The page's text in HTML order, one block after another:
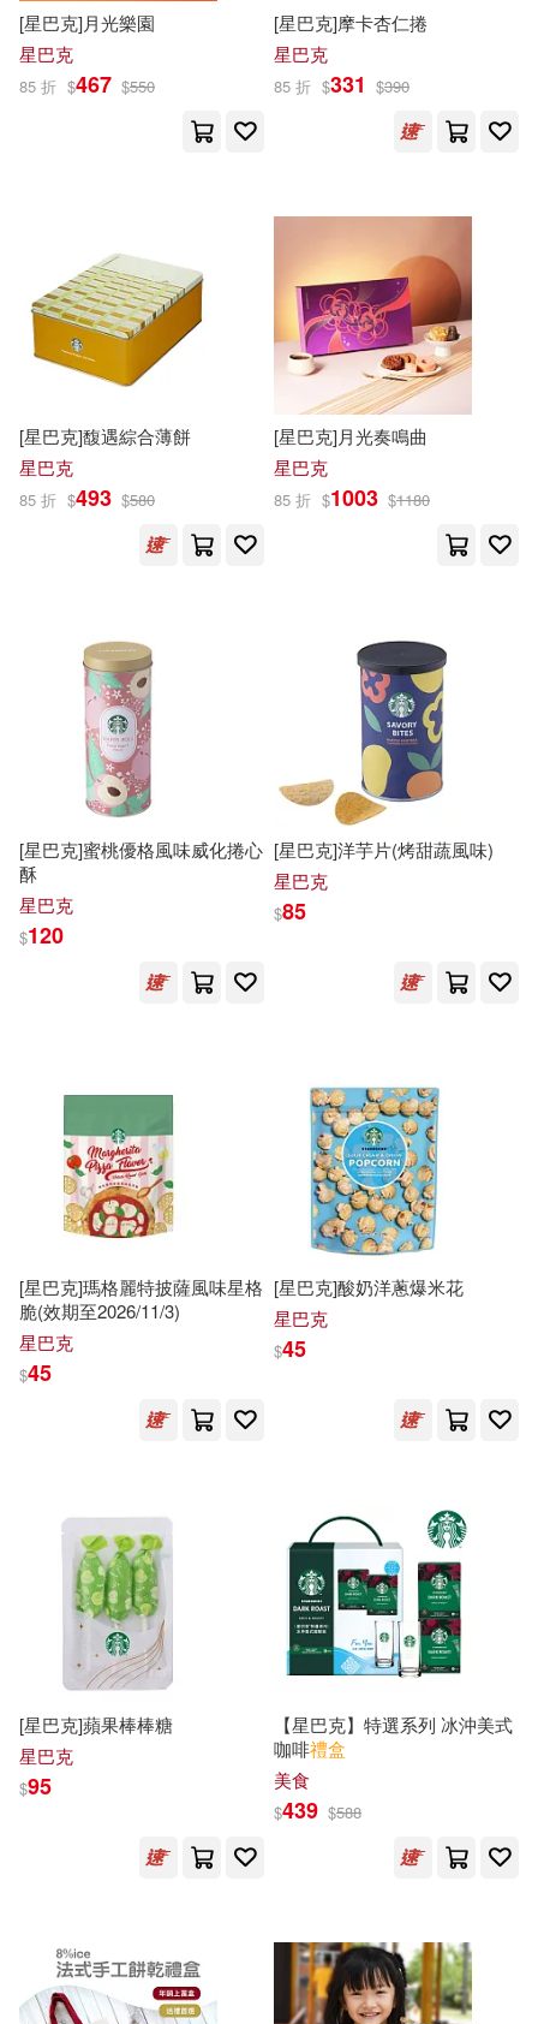
K’ s Kids奇智奇思(1)
Lewis Carroll(1)
Marimekko(1) Martin(1)
MeiLinLin(1) Meredith(1)
Peter Su(1)
Pigpong(Ganaha Yoko+Tsujioka Pi
Rossetti-Shustak(1) Rusu(1)
Scholastic(1)
Tove Jansson(1)
Two Hoots(1)
丁偉，徐凡（主編）(1)
丁瑀人(1)
上海美術電影制片廠(1)
京鼎動漫作品(1) 何昕明(1)
余治瑩(1)
侯吉諒(1)
信誼基金出版社編輯部(1)
劉運來工作室(1)
北京聯合出版公司(2)
吉林美術出版社(2)
小天下(2)
布克文化(2)
愛貝克思(2) 木馬文化(2)
蘋果屋(2)
風潮音樂(2)
黑龍江少年兒童出版社(2)
Chronicle Books(1)
PLEDIS ENTERTAINMENT(1)
SECRET MUSIC(1)
三日月(1) 上海三聯書店(1)
上海文藝出版社(1)
中國中醫藥出版社(1)
中國地圖出版社(1)
中國林業出版社(1)
中國紡織出版社(1)
中國致公出版社(1)
中國醫藥科技出版社(1)
[星巴克]月光樂園
星巴克
85 折 $467 $550
[星巴克]摩卡杏仁捲
星巴克
85 折 $331 $390
[星巴克]馥遇綜合薄餅
星巴克
85 折 $493 $580
[星巴克]月光奏鳴曲
星巴克
85 折 $1003 $1180
[星巴克]蜜桃優格風味威化捲心
酥
星巴克
$120
[星巴克]洋芋片(烤甜蔬風味)
星巴克
$85
[星巴克]瑪格麗特披薩風味星格
脆(效期至2026/11/3)
星巴克
$45
[星巴克]酸奶洋蔥爆米花
星巴克
$45
[星巴克]蘋果棒棒糖
星巴克
$95
【星巴克】特選系列 冰沖美式
咖啡禮盒
美食
$439 $588